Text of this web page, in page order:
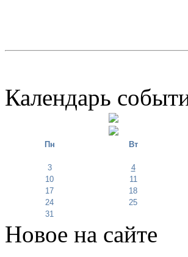
Календарь
Пн Вт
3 4
10
11
17
18
24
25
31
Новое на сайте